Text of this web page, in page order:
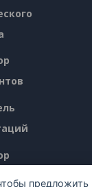
предложить